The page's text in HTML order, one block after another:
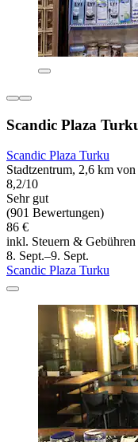
Scandic Plaza
Scandic Plaza Turku
Stadtzentrum, 2,6 km
8,2/10
Sehr gut
(901 Bewertungen)
86 €
inkl. Steuern & Gebühren
8. Sept.–9. Sept.
Scandic Plaza Turku